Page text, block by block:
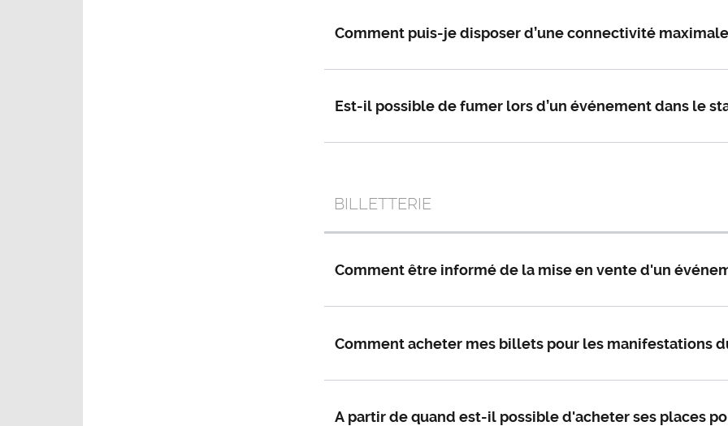
Comment puis-je disposer d’une connectivité maximale
Est-il possible de fumer lors d’un événement dans le
BILLETTERIE
Comment être informé de la mise en vente d'un
Comment acheter mes billets pour les manifestations
A partir de quand est-il possible d'acheter ses places